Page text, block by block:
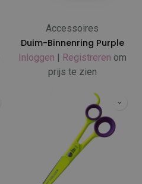
Accessoires
Duim-Binnenring Purple
Inloggen | Registreren om
prijs te zien